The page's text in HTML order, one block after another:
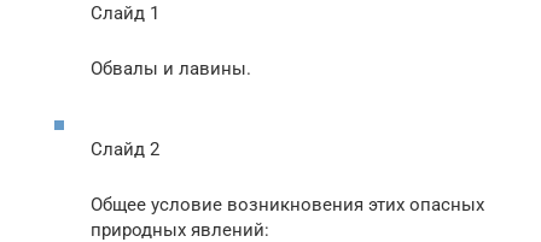
Слайд 1
Обвалы и лавины.
Слайд 2
Общее условие возникновения этих опасных
природных явлений: